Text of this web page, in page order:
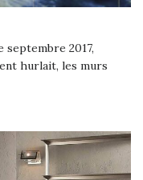
septembre 2017,
hurlait, les murs